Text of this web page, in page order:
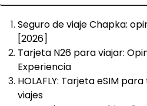
Seguro de viaje Chapka:
[2026]
Tarjeta N26 para viajar:
Experiencia
HOLAFLY: Tarjeta eSIM
viajes